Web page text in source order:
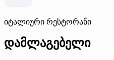
იტალიური რესტორანი
დამლაგებელი